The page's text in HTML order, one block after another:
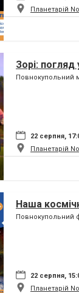
Планетарій
Зорі:
Повнокупольний
22 серпня,
Планетарій
Наша
Повнокупольний
22 серпня,
Планетарій